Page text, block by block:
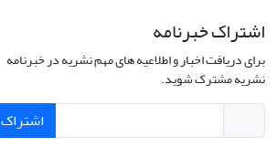
اشتراک خبرنامه
برای دریافت اخبار و اطلاعیه های مهم نشریه در خبرنامه
نشریه مشترک شوید.
اشتراک